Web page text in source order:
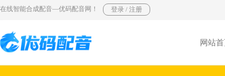
在线智能合成配音—优码配音网！
网站